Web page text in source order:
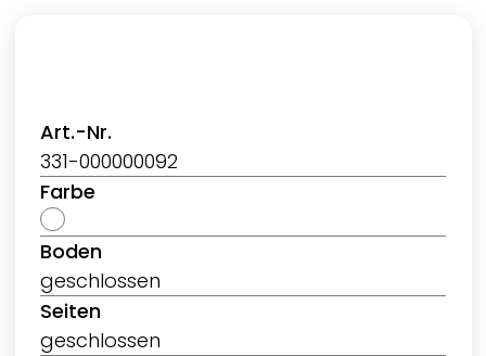
Art.-Nr.
331-000000092
Farbe
Boden
geschlossen
Seiten
geschlossen